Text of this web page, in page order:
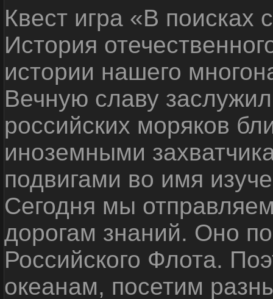
Квест игра «В
История
истории нашего
Вечную славу
российских моряков
иноземными
подвигами во имя
Сегодня мы
дорогам знаний. Оно
Российского Флота.
океанам, посетим